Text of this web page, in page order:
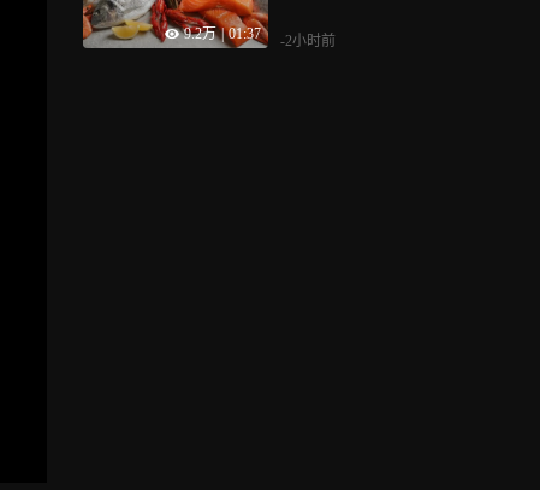
9.2万 | 01:37 -2小时前